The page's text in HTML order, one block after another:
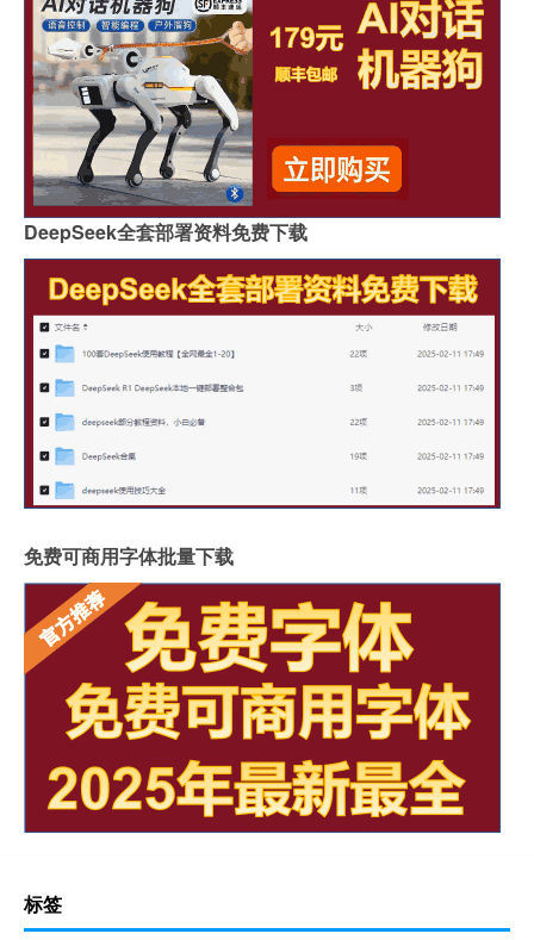
DeepSeek全套部署资料免费下载
免费可商用字体批量下载
标签